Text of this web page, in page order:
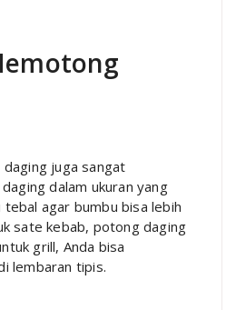
juga sangat
dalam ukuran yang
agar bumbu bisa lebih
sate kebab, potong daging
grill, Anda bisa
lembaran tipis.